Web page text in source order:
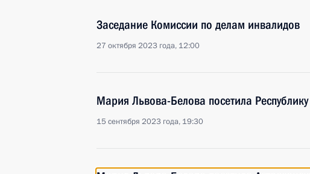
Заседание Комиссии по делам инвалидов
27 октября 2023 года, 12:00
Мария Львова-Белова посетила
15 сентября 2023 года, 19:30